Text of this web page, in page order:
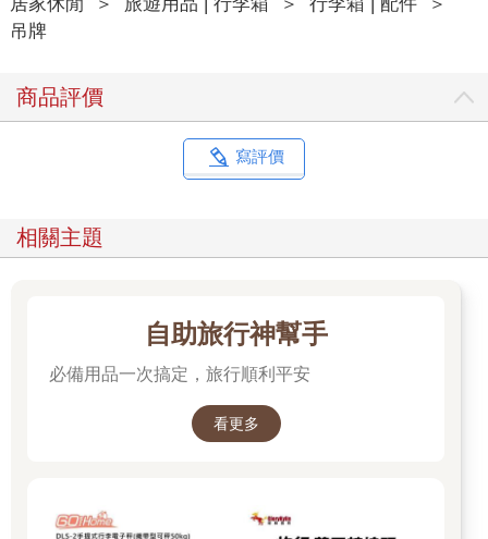
吊牌
商品評價
寫評價
相關主題
自助旅行神幫手
必備用品一次搞定，旅行順利平安
看更多